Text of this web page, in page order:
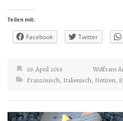
Teilen mit:
Facebook Twitter
29. April 2016
Wolfram
Französisch, Italienisch, Notizen,